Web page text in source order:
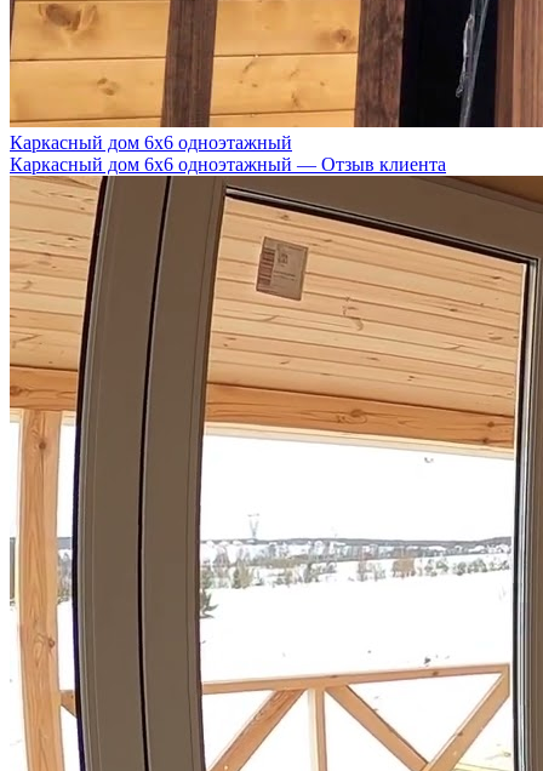
Каркасный дом 6х6 одноэтажный
Каркасный дом 6х6 одноэтажный — Отзыв клиента